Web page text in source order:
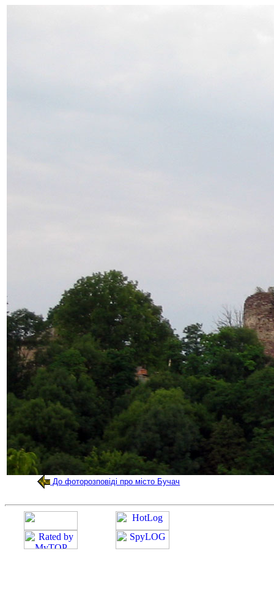
До фоторозповіді про місто Бучач